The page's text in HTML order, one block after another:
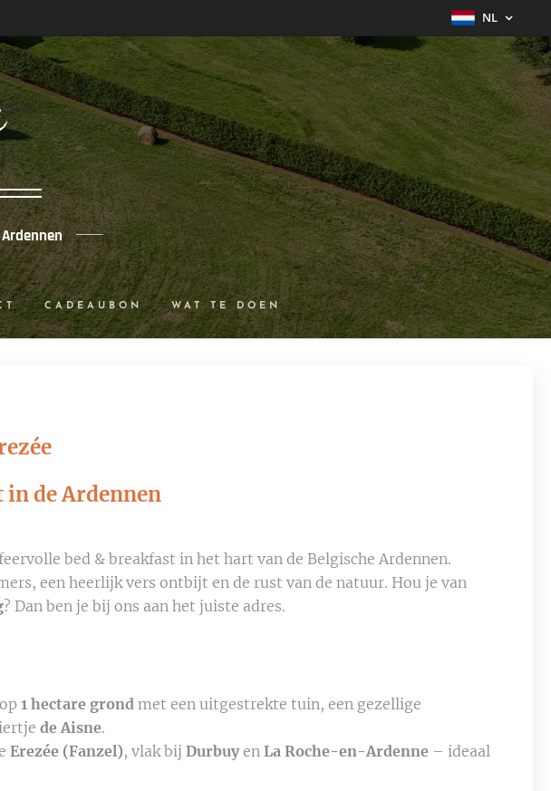
NL
CADEAUBON WAT TE DOEN
in de Ardennen
bed & breakfast in het hart van de Belgische Ardennen.
een heerlijk vers ontbijt en de rust van de natuur. Hou je van
? Dan ben je bij ons aan het juiste adres.
1 hectare grondmet een uitgestrekte tuin, een gezellige
de Aisne.
Erezée (Fanzel), vlak bij Durbuyen La Roche-en-Ardenne– ideaal